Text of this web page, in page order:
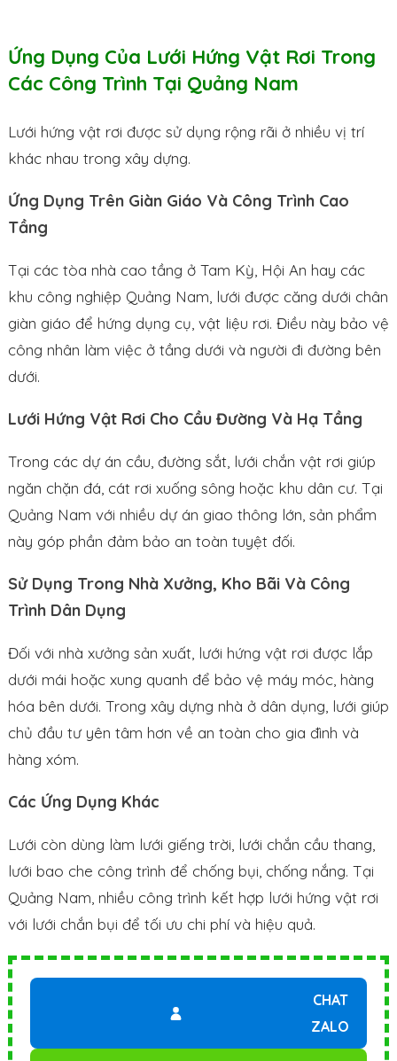
Ứng Dụng Của Lưới Hứng Vật Rơi Trong
Các Công Trình Tại Quảng Nam
Lưới hứng vật rơi được sử dụng rộng rãi ở nhiều vị trí
khác nhau trong xây dựng.
Ứng Dụng Trên Giàn Giáo Và Công Trình Cao
Tầng
Tại các tòa nhà cao tầng ở Tam Kỳ, Hội An hay các
khu công nghiệp Quảng Nam, lưới được căng dưới chân
giàn giáo để hứng dụng cụ, vật liệu rơi. Điều này bảo vệ
công nhân làm việc ở tầng dưới và người đi đường bên
dưới.
Lưới Hứng Vật Rơi Cho Cầu Đường Và Hạ Tầng
Trong các dự án cầu, đường sắt, lưới chắn vật rơi giúp
ngăn chặn đá, cát rơi xuống sông hoặc khu dân cư. Tại
Quảng Nam với nhiều dự án giao thông lớn, sản phẩm
này góp phần đảm bảo an toàn tuyệt đối.
Sử Dụng Trong Nhà Xưởng, Kho Bãi Và Công
Trình Dân Dụng
Đối với nhà xưởng sản xuất, lưới hứng vật rơi được lắp
dưới mái hoặc xung quanh để bảo vệ máy móc, hàng
hóa bên dưới. Trong xây dựng nhà ở dân dụng, lưới giúp
chủ đầu tư yên tâm hơn về an toàn cho gia đình và
hàng xóm.
Các Ứng Dụng Khác
Lưới còn dùng làm lưới giếng trời, lưới chắn cầu thang,
lưới bao che công trình để chống bụi, chống nắng. Tại
Quảng Nam, nhiều công trình kết hợp lưới hứng vật rơi
với lưới chắn bụi để tối ưu chi phí và hiệu quả.
CHAT
ZALO